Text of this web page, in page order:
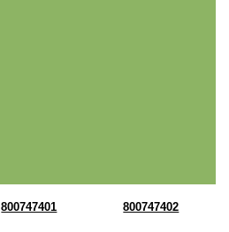
800747401 800747402